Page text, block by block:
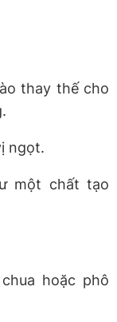
thay thế cho
ngọt.
một chất tạo
hoặc phô